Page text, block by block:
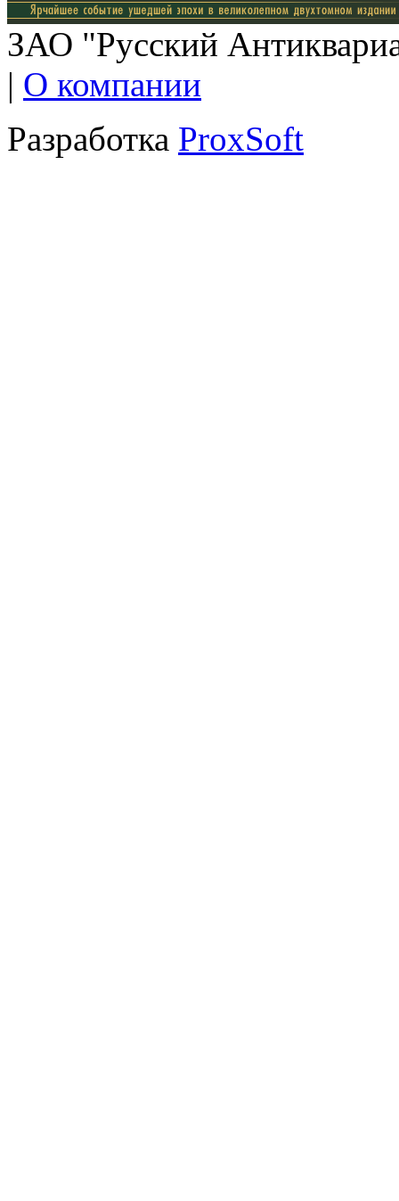
ЗАО "Русский
| О компании
Разработка ProxSoft